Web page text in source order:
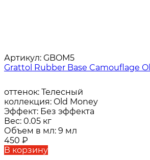
Артикул: GBOM5
Grattol Rubber Base Camouflage
оттенок: Телесный
коллекция: Old Money
Эффект: Без эффекта
Вес: 0.05 кг
Объем в мл: 9 мл
450 ₽
В корзину